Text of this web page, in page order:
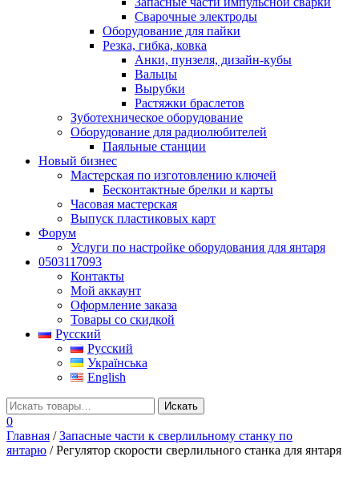
Сварочные электроды
Оборудование для пайки
Резка, гибка, ковка
Анки, пунзеля, дизайн-кубы
Вальцы
Вырубки
Растяжки браслетов
Зуботехническое оборудование
Оборудование для радиолюбителей
Паяльные станции
Новый бизнес
Мастерская по изготовлению ключей
Бесконтактные брелки и карты
Часовая мастерская
Выпуск пластиковых карт
Форум
Услуги по настройке оборудования для янтаря
0503117093
Контакты
Мой аккаунт
Оформление заказа
Товары со скидкой
Русский
Русский
Українська
English
0
Главная /Запасные части к сверлильному станку по
янтарю / Регулятор скорости сверлильного станка для янтаря